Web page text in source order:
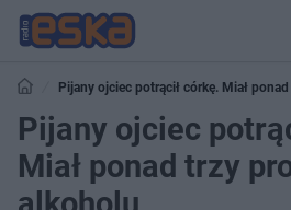
Pijany ojciec potrącił córkę. Miał
Pijany ojciec
Miał ponad trzy